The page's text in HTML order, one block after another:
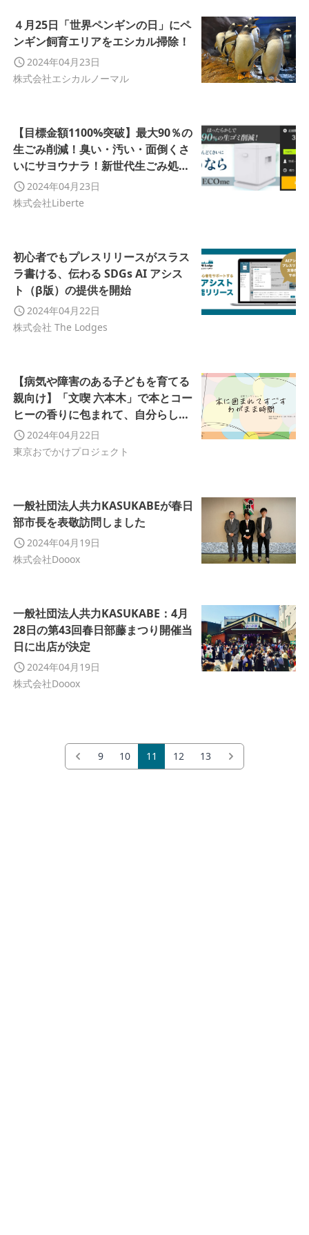
４月25日「世界ペンギンの日」にペ
ンギン飼育エリアをエシカル掃除！
2024年04月23日
株式会社エシカルノーマル
【目標金額1100%突破】最大90％の
生ごみ削減！臭い・汚い・面倒くさ
いにサヨウナラ！新世代生ごみ処理
機【ECOme(エコミー)】の終了まで
残り7日！
2024年04月23日
株式会社Liberte
初心者でもプレスリリースがスラス
ラ書ける、伝わる SDGs AI アシス
ト（β版）の提供を開始
2024年04月22日
株式会社 The Lodges
【病気や障害のある⼦どもを育てる
親向け】「⽂喫 六本⽊」で本とコー
ヒーの⾹りに包まれて、⾃分らしく
過ごすひとときを。
2024年04月22日
東京おでかけプロジェクト
一般社団法人共力KASUKABEが春日
部市長を表敬訪問しました
2024年04月19日
株式会社Dooox
一般社団法人共力KASUKABE：4月
28日の第43回春日部藤まつり開催当
日に出店が決定
2024年04月19日
株式会社Dooox
9 10 11 12 13